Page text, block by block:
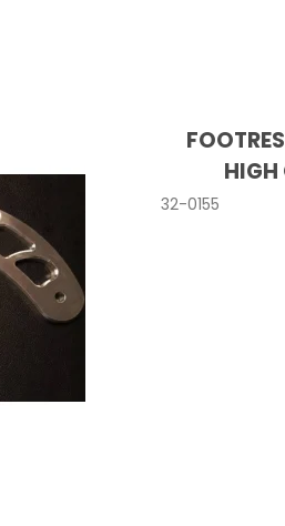
HIGH
32-0155